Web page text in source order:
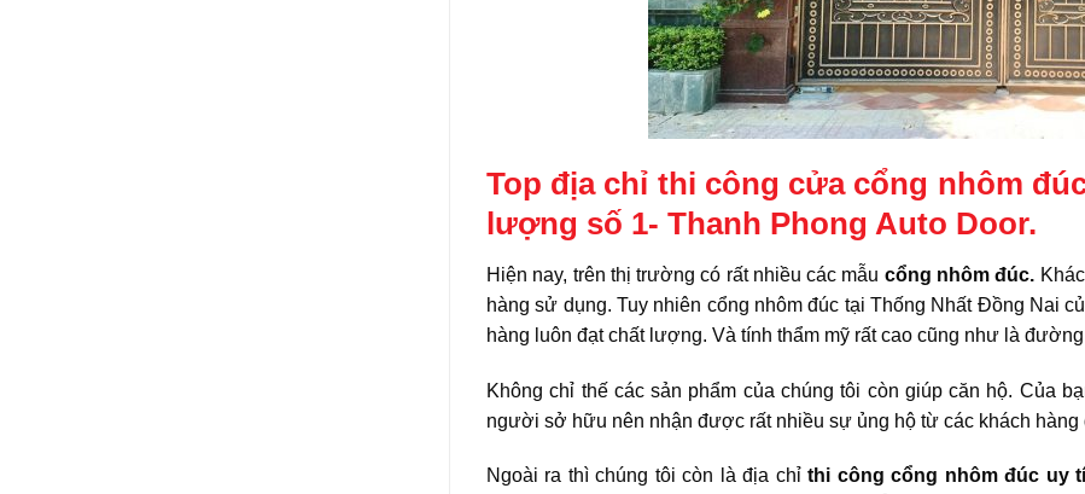
Top địa chỉ thi công cửa cổng nhôm
lượng số 1- Thanh Phong Auto Door.
Hiện nay, trên thị trường có rất nhiều các mẫu cổng nhôm đúc.
hàng sử dụng. Tuy nhiên cổng nhôm đúc tại Thống Nhất Đồng Nai
hàng luôn đạt chất lượng. Và tính thẩm mỹ rất cao cũng như là
Không chỉ thế các sản phẩm của chúng tôi còn giúp căn hộ. Của
người sở hữu nên nhận được rất nhiều sự ủng hộ từ các khách
Ngoài ra thì chúng tôi còn là địa chỉthi công cổng nhôm đúc uy